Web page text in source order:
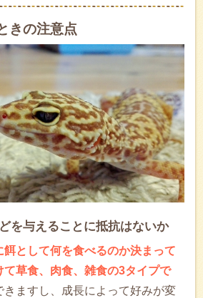
きの注意点
を与えることに抵抗はないか
餌として何を食べるのか決まって
て草食、肉食、雑食の3タイプで
きますし、成長によって好みが変